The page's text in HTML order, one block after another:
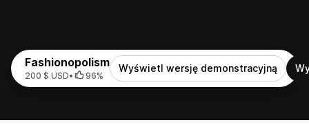
Fashionopolism
200 $ USD• 96%
Wyświetl wersję demonstracyjną